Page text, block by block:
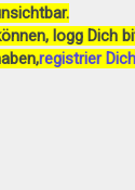
logg Dich
registrier Dich